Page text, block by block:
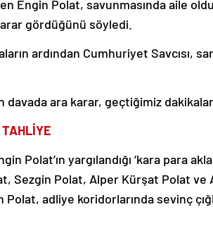
Engin Polat, savunmasında aile
gördüğünü söyledi.
ardından Cumhuriyet Savcısı,
davada ara karar, geçtiğimiz
TAHLİYE
Polat’ın yargılandığı ‘kara para
Sezgin Polat, Alper Kürşat Polat
Polat, adliye koridorlarında sevinç